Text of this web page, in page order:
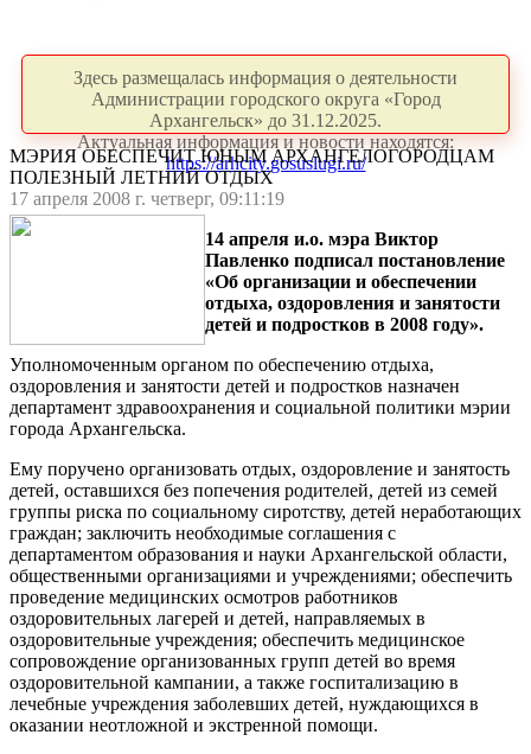
Здесь размещалась информация о деятельности
Администрации городского округа «Город
Архангельск» до 31.12.2025.
Актуальная информация и новости находятся:
https://arhcity.gosuslugi.ru/
МЭРИЯ ОБЕСПЕЧИТ ЮНЫМ АРХАНГЕЛОГОРОДЦАМ
ПОЛЕЗНЫЙ ЛЕТНИЙ ОТДЫХ
17 апреля 2008 г. четверг, 09:11:19
14 апреля и.о. мэра Виктор
Павленко подписал постановление
«Об организации и обеспечении
отдыха, оздоровления и занятости
детей и подростков в 2008 году».
Уполномоченным органом по обеспечению отдыха,
оздоровления и занятости детей и подростков назначен
департамент здравоохранения и социальной политики мэрии
города Архангельска.
Ему поручено организовать отдых, оздоровление и занятость
детей, оставшихся без попечения родителей, детей из семей
группы риска по социальному сиротству, детей неработающих
граждан; заключить необходимые соглашения с
департаментом образования и науки Архангельской области,
общественными организациями и учреждениями; обеспечить
проведение медицинских осмотров работников
оздоровительных лагерей и детей, направляемых в
оздоровительные учреждения; обеспечить медицинское
сопровождение организованных групп детей во время
оздоровительной кампании, а также госпитализацию в
лечебные учреждения заболевших детей, нуждающихся в
оказании неотложной и экстренной помощи.